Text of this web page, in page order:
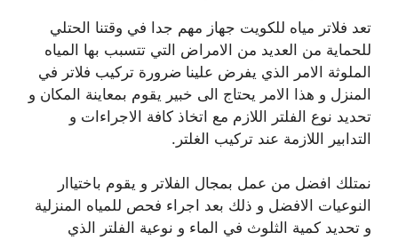
تعد فلاتر مياه للكويت جهاز مهم جدا في وقتنا الحتلي
للحماية من العديد من الامراض التي تتسبب بها المياه
الملوثة الامر الذي يفرض علينا ضرورة تركيب فلاتر في
المنزل و هذا الامر يحتاج الى خبير يقوم بمعاينة المكان و
تحديد نوع الفلتر اللازم مع اتخاذ كافة الاجراءات و
التدابير اللازمة عند تركيب الغلتر.
نمتلك افضل من عمل بمجال الفلاتر و يقوم باختياار
النوعيات الافضل و ذلك بعد اجراء فحص للمياه المنزلية
و تحديد كمية الثلوث في الماء و نوعية الفلتر الذي